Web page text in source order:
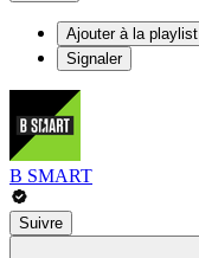
Ajouter à la playlist
Signaler
B SMART
Suivre